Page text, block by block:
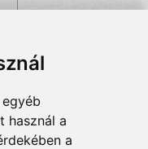
használ a
a